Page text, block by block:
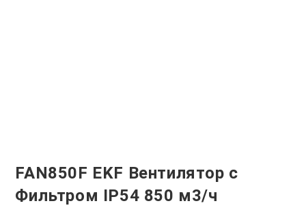
FAN850F EKF Вентилятор с
Фильтром IP54 850 м3/ч